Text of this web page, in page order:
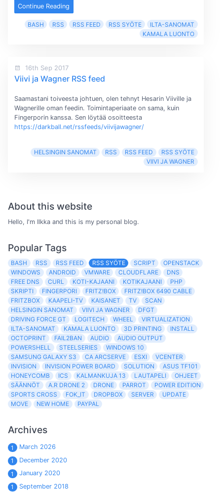
Continue Reading
BASH RSS RSS FEED RSS SYÖTE
ILTA-SANOMAT
KAMALA LUONTO
16th Sep 2017
Viivi ja Wagner RSS feed
Saamastani toiveesta johtuen, olen tehnyt Hesarin Viiville ja
Wagnerille oman feedin. Toimintaperiaate on sama, kuin
Fingerporin kanssa. Sen löytää osoitteesta
https://darkball.net/rssfeeds/viivijawagner/
HELSINGIN SANOMAT RSS RSS FEED
RSS SYÖTE
VIIVI JA WAGNER
About this website
Hello, I'm Ilkka and this is my personal blog.
Popular Tags
BASH RSS RSS FEED RSS SYÖTE SCRIPT
OPENSTACK
WINDOWS
ANDROID VMWARE CLOUDFLARE
DNS
FREE DNS
CURL KOTI-KAJAANI KOTIKAJAANI
PHP
SKRIPTI
FINGERPORI FRITZ!BOX
FRITZ!BOX 6490 CABLE
FRITZBOX
KAAPELI-TV KAISANET TV
SCAN
HELSINGIN SANOMAT
VIIVI JA WAGNER
DFGT
DRIVING FORCE GT
LOGITECH WHEEL
VIRTUALIZATION
ILTA-SANOMAT
KAMALA LUONTO 3D PRINTING
INSTALL
OCTOPRINT
FAIL2BAN AUDIO
AUDIO OUTPUT
POWERSHELL
STEELSERIES
WINDOWS 10
SAMSUNG GALAXY S3
CA ARCSERVE ESXI
VCENTER
INVISION
INVISION POWER BOARD SOLUTION
ASUS TF101
HONEYCOMB
ICS KALMANKUJA 13 LAUTAPELI
OHJEET
SÄÄNNÖT
A.R DRONE 2 DRONE PARROT
POWER EDITION
SPORTS CROSS
FOK_IT DROPBOX SERVER
UPDATE
MOVE
NEW HOME PAYPAL
Archives
1
March 2026
1
December 2020
1
January 2020
1
September 2018